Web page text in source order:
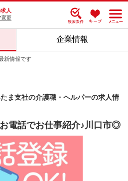
人
変更
企業情報
新情報です
ま支社の介護職・ヘルパーの求人情
電話でお仕事紹介♪川口市◎